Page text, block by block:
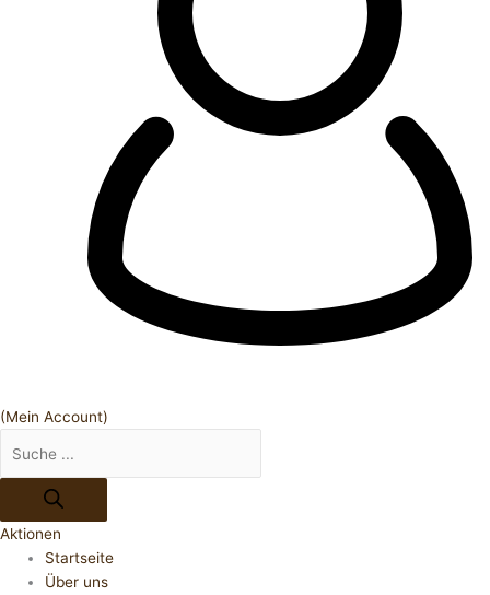
(Mein Account)
Aktionen
Startseite
Über uns